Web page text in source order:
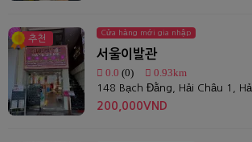
추천
Cửa hàng mới gia nhập
서울이발관
0.0 (0) 0.93km
200,000VND